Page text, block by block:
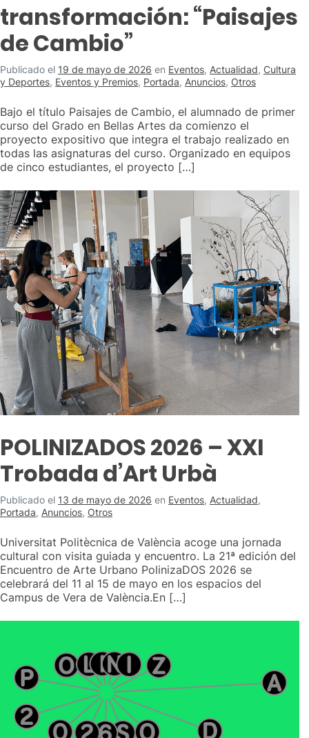
transformación: “Paisajes
de Cambio”
Publicado el 19 de mayo de 2026 en Eventos, Actualidad, Cultura
y Deportes, Eventos y Premios, Portada, Anuncios, Otros
Bajo el título Paisajes de Cambio, el alumnado de primer
curso del Grado en Bellas Artes da comienzo el
proyecto expositivo que integra el trabajo realizado en
todas las asignaturas del curso. Organizado en equipos
de cinco estudiantes, el proyecto […]
POLINIZADOS 2026 – XXI
Trobada d’Art Urbà
Publicado el 13 de mayo de 2026 en Eventos, Actualidad,
Portada, Anuncios, Otros
Universitat Politècnica de València acoge una jornada
cultural con visita guiada y encuentro. La 21ª edición del
Encuentro de Arte Urbano PolinizaDOS 2026 se
celebrará del 11 al 15 de mayo en los espacios del
Campus de Vera de València.En […]